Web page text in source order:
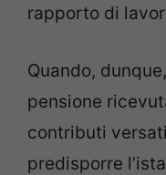
rapporto di
Quando,
pensione
contributi
predisporre